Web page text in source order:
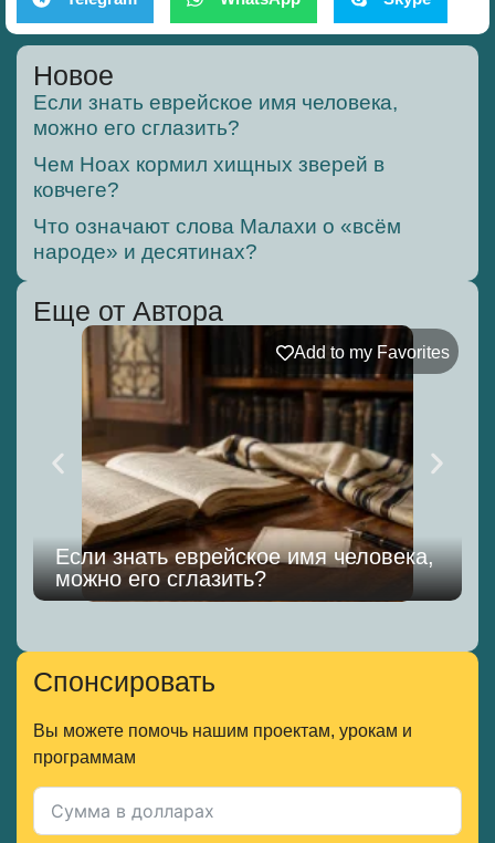
Новое
Если знать еврейское имя человека,
можно его сглазить?
Чем Ноах кормил хищных зверей в
ковчеге?
Что означают слова Малахи о «всём
народе» и десятинах?
Еще от Автора
Add to my Favorites
Если знать еврейское имя человека,
можно его сглазить?
Спонсировать
Вы можете помочь нашим проектам, урокам и
программам